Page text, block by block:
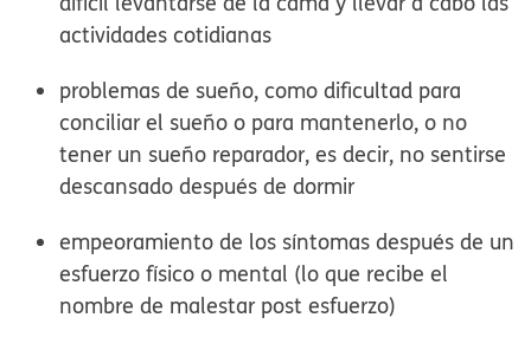
actividades cotidianas
problemas de sueño, como dificultad para
conciliar el sueño o para mantenerlo, o no
tener un sueño reparador, es decir, no sentirse
descansado después de dormir
empeoramiento de los síntomas después de un
esfuerzo físico o mental (lo que recibe el
nombre de malestar post esfuerzo)